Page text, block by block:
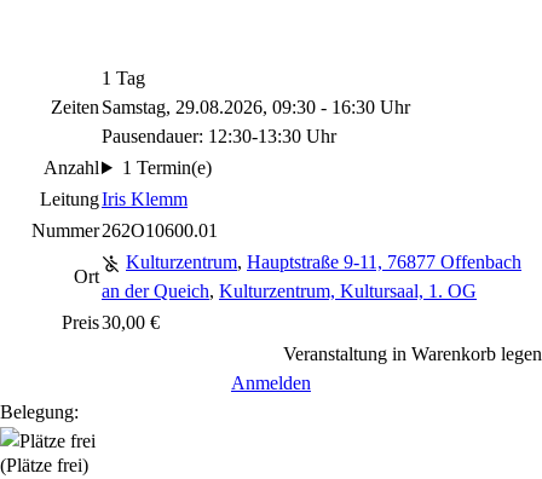
Zeiten
1 Tag
Samstag, 29.08.2026, 09:30 - 16:30 Uhr
Pausendauer: 12:30-13:30 Uhr
Anzahl
1 Termin(e)
LeitungIris Klemm
Nummer262O10600.01
Ort
Kulturzentrum, Hauptstraße 9-11, 76877 Offenbach
an der Queich, Kulturzentrum, Kultursaal, 1. OG
Preis30,00 €
Veranstaltung in Warenkorb legen
Anmelden
Belegung:
(Plätze frei)